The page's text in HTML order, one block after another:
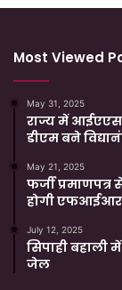
Most Viewed
May 31, 2025
राज्य में आईएएस
डीएम बने
May 21, 2025
फर्जी
होगी एफआईआर
July 12, 2025
सिपाही बहाली
जेल